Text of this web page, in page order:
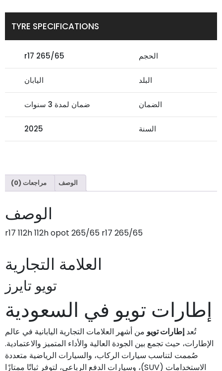
TYRE SPECIFICATIONS
الحجم 265/65 r17
البلد اليابان
الضمان ضمان لمدة 3 سنوات
السنة 2025
الوصف مراجعات (0)
الوصف
265/65 r17 112h 112h opot 265/65 r17
العلامة التجارية
تويو تايرز
إطارات تويو في السعودية
تُعد إطارات تويو من أشهر العلامات التجارية اليابانية في عالم
الإطارات، حيث تجمع بين الجودة العالية والأداء المتميز والاعتمادية.
صُممت لتناسب سيارات الركاب، والسيارات الرياضية متعددة
الاستخدامات (SUV)، وسيارات الدفع الرباعي، لتوفر ثباتًا ممتازًا